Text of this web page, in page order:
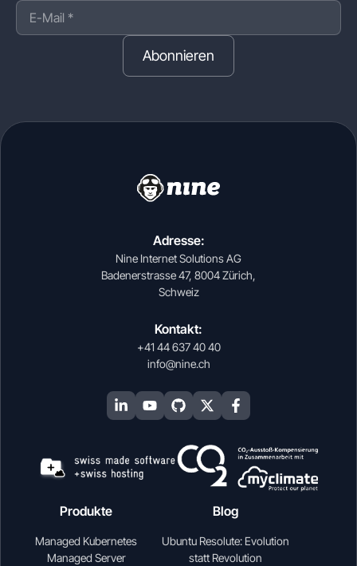
Abonnieren
Adresse:
Nine Internet Solutions AG
Badenerstrasse 47, 8004 Zürich,
Schweiz
Kontakt:
+41 44 637 40 40
info@nine.ch
Produkte
Managed Kubernetes
Managed Server
Blog
Ubuntu Resolute: Evolution
statt Revolution